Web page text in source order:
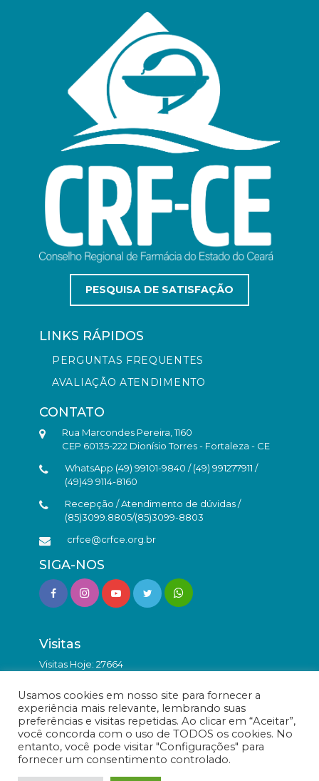
PESQUISA DE SATISFAÇÃO
LINKS RÁPIDOS
PERGUNTAS FREQUENTES
AVALIAÇÃO ATENDIMENTO
CONTATO
Rua Marcondes Pereira, 1160
CEP 60135-222 Dionísio Torres - Fortaleza - CE
WhatsApp (49) 99101-9840 / (49) 991277911 /
(49)49 9114-8160
Recepção / Atendimento de dúvidas /
(85)3099.8805/(85)3099-8803
crfce@crfce.org.br
SIGA-NOS
Visitas
Visitas Hoje: 27664
Usamos cookies em nosso site para fornecer a
experiência mais relevante, lembrando suas
preferências e visitas repetidas. Ao clicar em “Aceitar”,
você concorda com o uso de TODOS os cookies. No
entanto, você pode visitar "Configurações" para
fornecer um consentimento controlado.